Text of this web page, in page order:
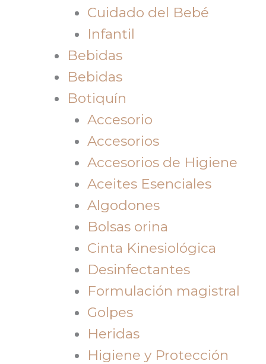
Cuidado del Bebé
Infantil
Bebidas
Bebidas
Botiquín
Accesorio
Accesorios
Accesorios de Higiene
Aceites Esenciales
Algodones
Bolsas orina
Cinta Kinesiológica
Desinfectantes
Formulación magistral
Golpes
Heridas
Higiene y Protección